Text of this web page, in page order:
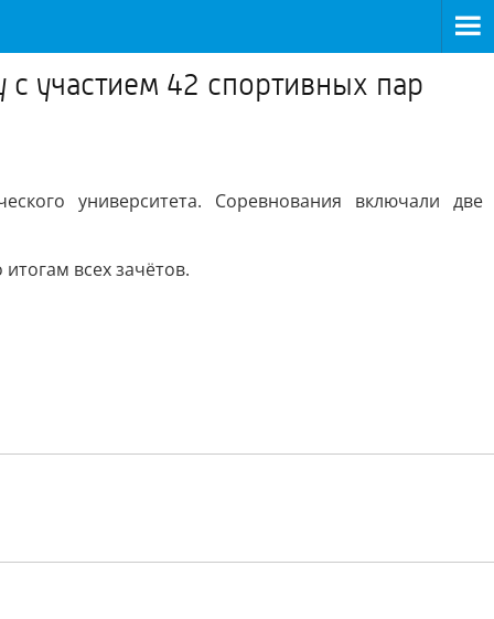
участием 42 спортивных пар
университета. Соревнования включали две
всех зачётов.